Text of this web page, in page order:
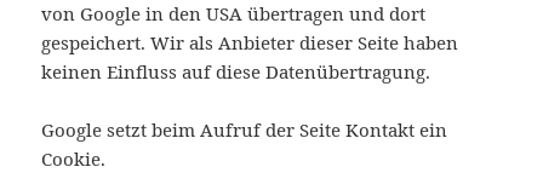
von Google in den USA übertragen und dort
gespeichert. Wir als Anbieter dieser Seite haben
keinen Einfluss auf diese Datenübertragung.
Google setzt beim Aufruf der Seite Kontakt ein
Cookie.